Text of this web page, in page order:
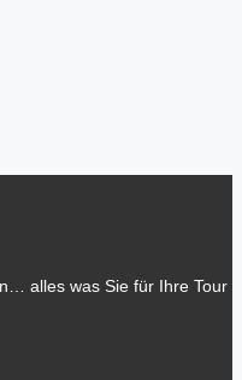
alles was Sie für Ihre Tour